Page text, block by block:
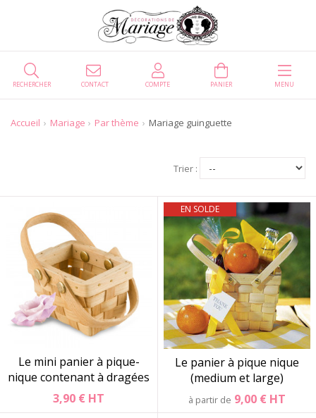
CONTACT
RECHERCHER COMPTE PANIER MENU
Accueil Mariage Par thème Mariage guinguette
Trier :
Le mini panier à pique-
nique contenant à dragées
3,90 € HT
EN SOLDE
Le panier à pique nique
(medium et large)
à partir de 9,00 € HT